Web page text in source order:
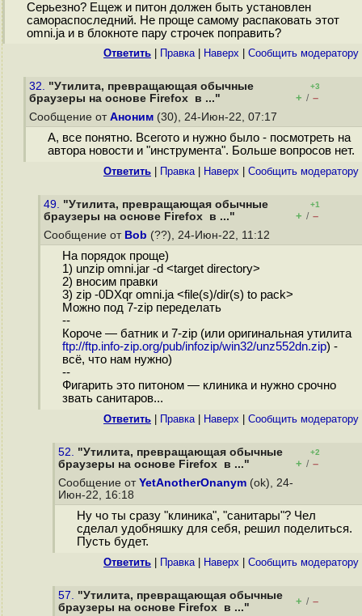
Серьезно? Ещеж и питон должен быть установлен
самораспоследний. Не проще самому распаковать этот
omni.ja и в блокноте пару строчек поправить?
Ответить Правка| Наверх Cообщить модератору
32. "Утилита, превращающая обычные
браузеры на основе Firefox в ..."
+3
+ / –
Сообщение от Аноним (30), 24-Июн-22, 07:17
А, все понятно. Всегото и нужно было - посмотреть на
автора новости и "инструмента". Больше вопросов нет.
Ответить Правка| Наверх Cообщить модератору
49. "Утилита, превращающая обычные
браузеры на основе Firefox в ..."
+1
+ / –
Сообщение от Bob (??), 24-Июн-22, 11:12
На порядок проще)
1) unzip omni.jar -d <target directory>
2) вносим правки
3) zip -0DXqr omni.ja <file(s)/dir(s) to pack>
Можно под 7-zip переделать
--
Короче — батник и 7-zip (или оригинальная утилита
ftp://ftp.info-zip.org/pub/infozip/win32/unz552dn.zip) -
всё, что нам нужно)
--
Фигарить это питоном — клиника и нужно срочно
звать санитаров...
Ответить Правка| Наверх Cообщить модератору
52. "Утилита, превращающая обычные
браузеры на основе Firefox в ..."
+2
+ / –
Сообщение от YetAnotherOnanym (ok), 24-
Июн-22, 16:18
Ну чо ты сразу "клиника", "санитары"? Чел
сделал удобняшку для себя, решил поделиться.
Пусть будет.
Ответить Правка| Наверх Cообщить модератору
57. "Утилита, превращающая обычные
браузеры на основе Firefox в ..."
+ / –